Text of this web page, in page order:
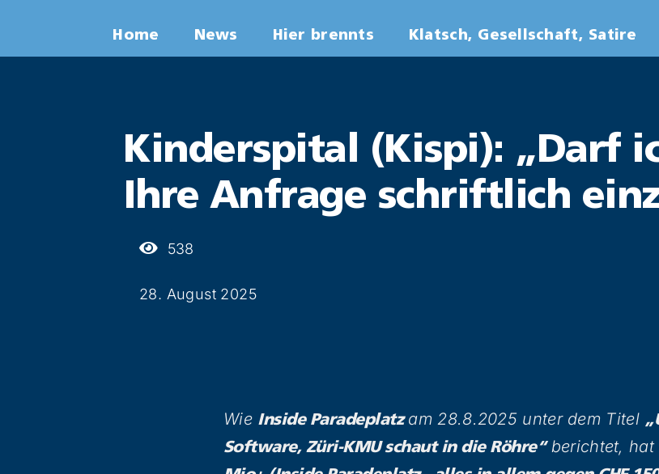
Inhalt
Home News Hier brennts Klatsch, Gesellschaft, Satire
Kinderspital (Kispi): „Darf
Ihre Anfrage schriftlich
538
28. August 2025
Wie Inside Paradeplatzam 28.8.2025 unter dem Titel
Software, Züri-KMU schaut in die Röhre“berichtet, hat